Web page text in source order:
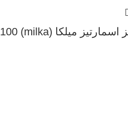
شكلات تخته اي با مغز اسمارتيز ميلكا (milka) 100